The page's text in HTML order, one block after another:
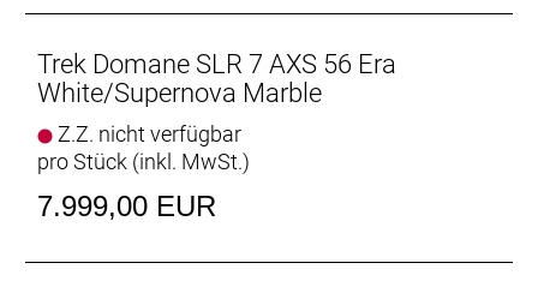
Schalthebel: SRAM Force AXS E1 // SRAM Force
Hinterradbremse: SRAM Paceline X, abgerundet,
Centerlock, 160 mm
Max. Bremsscheibendu
Trek Domane SLR 7 AXS 56 Era
White/Supernova Marble
Z.Z. nicht verfügbar
pro Stück (inkl. MwSt.)
7.999,00 EUR